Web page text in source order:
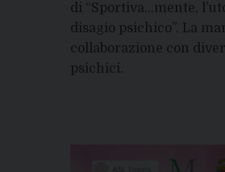
di “Sportiva…mente,
disagio psichico”. La
collaborazione con
psichici.